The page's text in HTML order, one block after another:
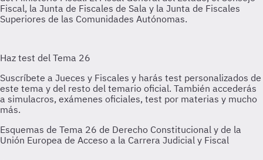
Esquemas de Tema 26 de Derecho Constitucional y de la
Unión Europea de Acceso a la Carrera Judicial y Fiscal